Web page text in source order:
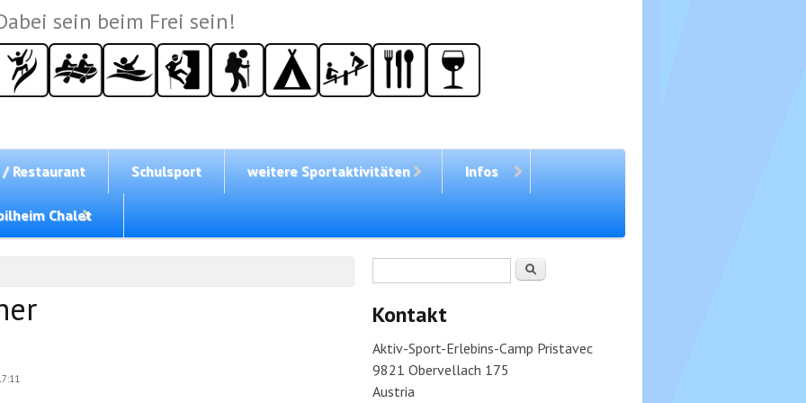
sein beim Frei sein!
/ Restaurant Schulsport weitere Sportaktivitäten Infos
Chalet
Suche
Kontakt
Aktiv-Sport-Erlebins-Camp Pristavec
9821 Obervellach 175
Austria